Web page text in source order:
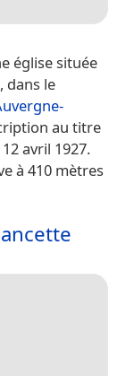
église située
, dans le
au titre
avril 1927.
à 410 mètres